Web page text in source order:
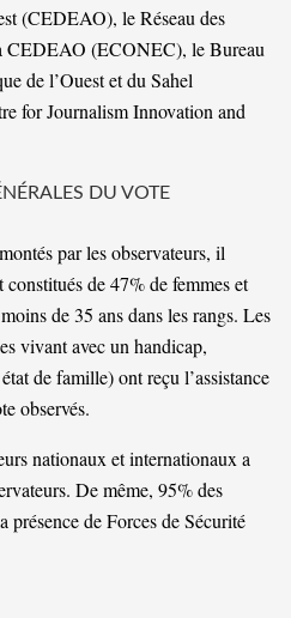
(CEDEAO), le Réseau des
CEDEAO (ECONEC), le Bureau
de l’Ouest et du Sahel
for Journalism Innovation and
DU VOTE
par les observateurs, il
de 47% de femmes et
de 35 ans dans les rangs. Les
vivant avec un handicap,
de famille) ont reçu l’assistance
observés.
nationaux et internationaux a
De même, 95% des
de Forces de Sécurité